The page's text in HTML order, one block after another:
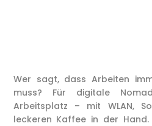
Wer sagt, dass Arbeiten
muss? Für digitale
Arbeitsplatz – mit WLAN,
leckeren Kaffee in der